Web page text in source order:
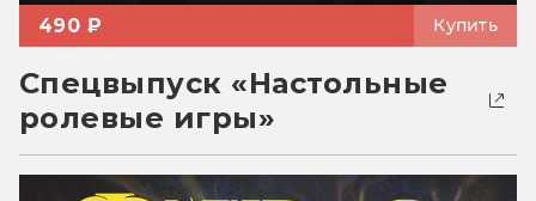
490 ₽ Купить
Спецвыпуск «Настольные
ролевые игры»